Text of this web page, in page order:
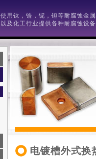
使用钛，锆，铌，钽等耐腐蚀金
以及化工行业提供各种耐腐蚀设
电镀槽外式换